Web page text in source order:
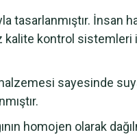
tasarlanmıştır. İnsan
kalite kontrol
sayesinde suya
homojen olarak